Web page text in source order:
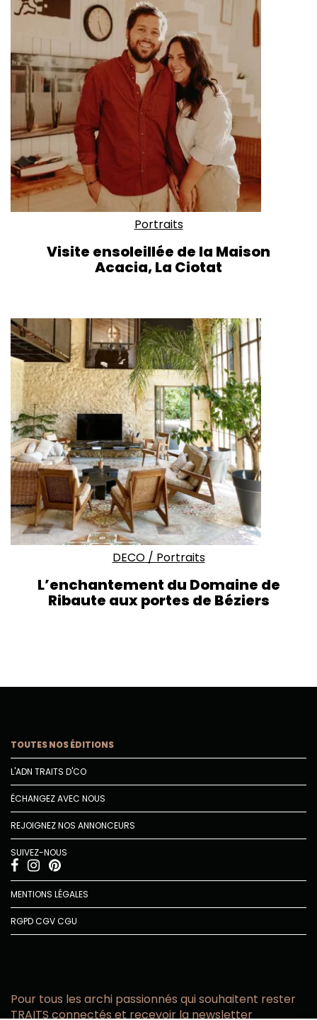
Portraits
Visite ensoleillée de la Maison
Acacia, La Ciotat
DECO/ Portraits
L’enchantement du Domaine de
Ribaute aux portes de Béziers
TOUTES NOS ÉDITIONS
L'ADN TRAITS D'CO
ÉCHANGEZ AVEC NOUS
REJOIGNEZ NOS ANNONCEURS
SUIVEZ-NOUS
MENTIONS LÉGALES
RGPDCGVCGU
Pour tous les archi passionnés qui souhaitent rester
TRAITS connectés et recevoir la newsletter